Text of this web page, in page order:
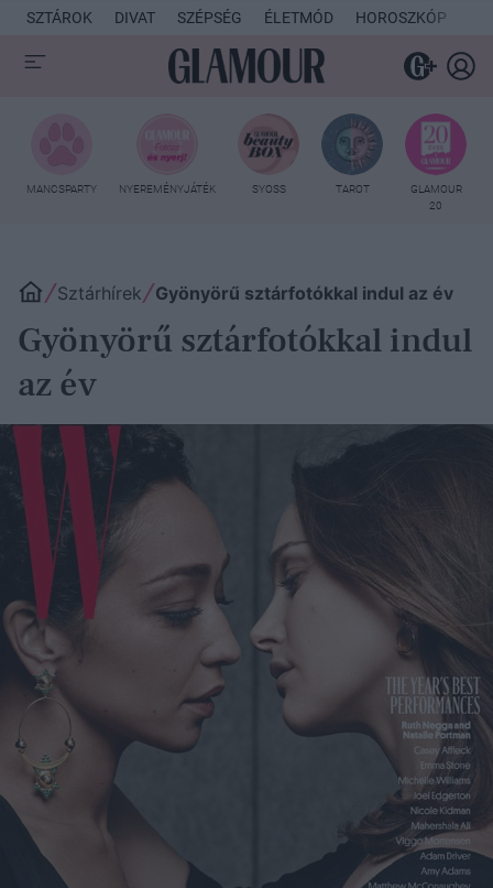
SZTÁROK DIVAT SZÉPSÉG ÉLETMÓD HOROSZKÓP
MANCSPARTY NYEREMÉNYJÁTÉK SYOSS TAROT
GLAMOUR
20
Sztárhírek Gyönyörű sztárfotókkal indul az év
Gyönyörű sztárfotókkal indul
az év